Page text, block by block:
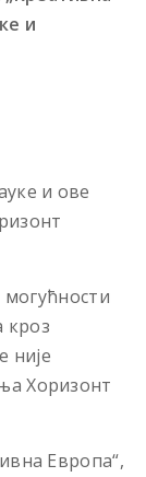
и
и ове
могућности
кроз
није
Хоризонт
Европа“,